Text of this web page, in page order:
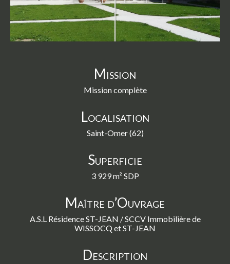
swipe
gestures.
Mission
Mission complète
Localisation
Saint-Omer (62)
Superficie
3 929 m² SDP
Maître d’Ouvrage
A.S.L Résidence ST-JEAN / SCCV Immobilière de
WISSOCQ et ST-JEAN
Description